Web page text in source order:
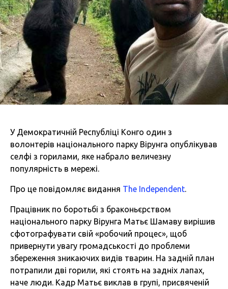
У Демократичній Республіці Конго один з
волонтерів національного парку Вірунга опублікував
селфі з горилами, яке набрало величезну
популярність в мережі.
Про це повідомляє видання The Independent.
Працівник по боротьбі з браконьєрством
національного парку Вірунга Матьє Шамаву вирішив
сфотографувати свій «робочий процес», щоб
привернути увагу громадськості до проблеми
збереження зникаючих видів тварин. На задній план
потрапили дві горили, які стоять на задніх лапах,
наче люди. Кадр Матьє виклав в групі, присвяченій